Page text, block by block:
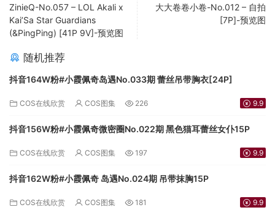
ZinieQ-No.057 – LOL Akali x
Kai’Sa Star Guardians
(&PingPing) [41P 9V]-预览图
大大卷卷小卷-No.012 – 自拍
[7P]-预览图
随机推荐
抖音164W粉#小霞佩奇岛遇No.033期 蕾丝吊带胸衣[24P]
COS在线欣赏 COS图集 226 9.9
抖音156W粉#小霞佩奇微密圈No.022期 黑色猫耳蕾丝女仆15P
COS在线欣赏 COS图集 197 9.9
抖音162W粉#小霞佩奇 岛遇No.024期 吊带抹胸15P
COS在线欣赏 COS图集 181 9.9